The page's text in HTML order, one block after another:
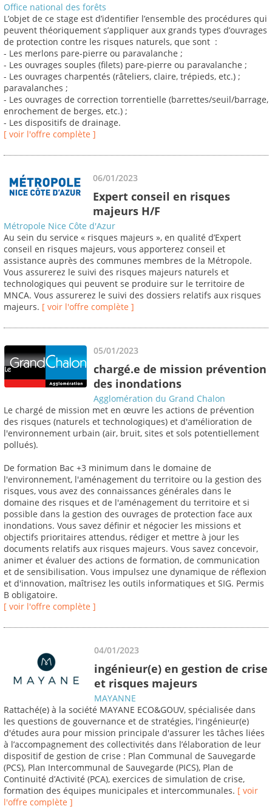
Office national des forêts
L’objet de ce stage est d’identifier l’ensemble des procédures qui
peuvent théoriquement s’appliquer aux grands types d’ouvrages
de protection contre les risques naturels, que sont :
- Les merlons pare-pierre ou paravalanche ;
- Les ouvrages souples (filets) pare-pierre ou paravalanche ;
- Les ouvrages charpentés (râteliers, claire, trépieds, etc.) ;
paravalanches ;
- Les ouvrages de correction torrentielle (barrettes/seuil/barrage,
enrochement de berges, etc.) ;
- Les dispositifs de drainage.
[ voir l'offre complète ]
06/01/2023
Expert conseil en risques
majeurs H/F
Métropole Nice Côte d'Azur
Au sein du service « risques majeurs », en qualité d’Expert
conseil en risques majeurs, vous apporterez conseil et
assistance auprès des communes membres de la Métropole.
Vous assurerez le suivi des risques majeurs naturels et
technologiques qui peuvent se produire sur le territoire de
MNCA. Vous assurerez le suivi des dossiers relatifs aux risques
majeurs. [ voir l'offre complète ]
05/01/2023
chargé.e de mission prévention
des inondations
Agglomération du Grand Chalon
Le chargé de mission met en œuvre les actions de prévention
des risques (naturels et technologiques) et d'amélioration de
l'environnement urbain (air, bruit, sites et sols potentiellement
pollués).
De formation Bac +3 minimum dans le domaine de
l'environnement, l'aménagement du territoire ou la gestion des
risques, vous avez des connaissances générales dans le
domaine des risques et de l'aménagement du territoire et si
possible dans la gestion des ouvrages de protection face aux
inondations. Vous savez définir et négocier les missions et
objectifs prioritaires attendus, rédiger et mettre à jour les
documents relatifs aux risques majeurs. Vous savez concevoir,
animer et évaluer des actions de formation, de communication
et de sensibilisation. Vous impulsez une dynamique de réflexion
et d'innovation, maîtrisez les outils informatiques et SIG. Permis
B obligatoire.
[ voir l'offre complète ]
04/01/2023
ingénieur(e) en gestion de crise
et risques majeurs
MAYANNE
Rattaché(e) à la société MAYANE ECO&GOUV, spécialisée dans
les questions de gouvernance et de stratégies, l'ingénieur(e)
d'études aura pour mission principale d'assurer les tâches liées
à l’accompagnement des collectivités dans l’élaboration de leur
dispositif de gestion de crise : Plan Communal de Sauvegarde
(PCS), Plan Intercommunal de Sauvegarde (PICS), Plan de
Continuité d’Activité (PCA), exercices de simulation de crise,
formation des équipes municipales et intercommunales. [ voir
l'offre complète ]